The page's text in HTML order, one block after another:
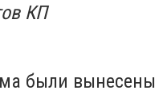
КП
были вынесены